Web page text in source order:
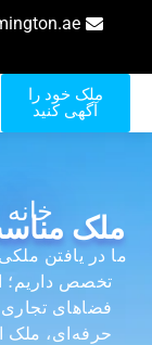
ملک خود را
آگهی کنید
ملک
ما در یافتن
تخصص داریم؛
فضاهای
حرفه‌ای، ملک